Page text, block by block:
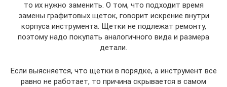
то их нужно заменить. О том, что подходит время
замены графитовых щеток, говорит искрение внутри
корпуса инструмента. Щетки не подлежат ремонту,
поэтому надо покупать аналогичного вида и размера
детали.
Если выясняется, что щетки в порядке, а инструмент все
равно не работает, то причина скрывается в самом